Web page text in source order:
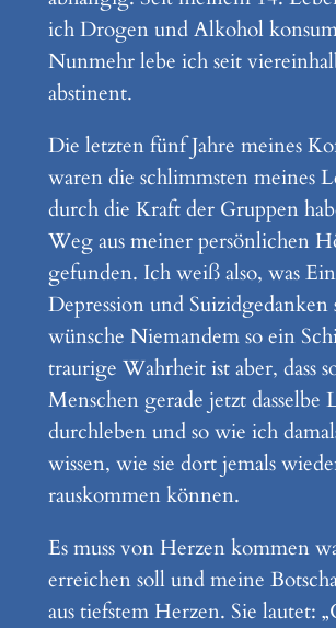
ich Drogen und Alkohol
Nunmehr lebe ich seit
abstinent.
Die letzten fünf Jahre meines
waren die schlimmsten meines
durch die Kraft der Gruppen
Weg aus meiner persönlichen
gefunden. Ich weiß also, was
Depression und Suizidgedanken
wünsche Niemandem so ein
traurige Wahrheit ist aber, dass
Menschen gerade jetzt dasselbe
durchleben und so wie ich
wissen, wie sie dort jemals
rauskommen können.
Es muss von Herzen kommen
erreichen soll und meine
aus tiefstem Herzen. Sie lautet: